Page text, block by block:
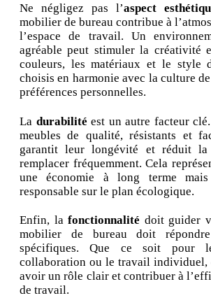
Ne négligez pas l’aspect
mobilier de bureau contribue à
l’espace de travail. Un
agréable peut stimuler la créativité
couleurs, les matériaux et le style
choisis en harmonie avec la culture
préférences personnelles.
La durabilité est un autre facteur
meubles de qualité, résistants et
garantit leur longévité et réduit la
remplacer fréquemment. Cela
une économie à long terme
responsable sur le plan écologique.
Enfin, lafonctionnalité doit guider
mobilier de bureau doit
spécifiques. Que ce soit pour
collaboration ou le travail individuel,
avoir un rôle clair et contribuer à
de travail.